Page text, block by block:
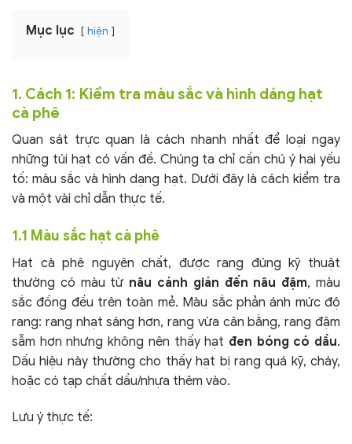
Mục lục hiện
1. Cách 1: Kiểm tra màu sắc và hình dáng hạt
cà phê
Quan sát trực quan là cách nhanh nhất để loại ngay
những túi hạt có vấn đề. Chúng ta chỉ cần chú ý hai yếu
tố: màu sắc và hình dạng hạt. Dưới đây là cách kiểm tra
và một vài chỉ dẫn thực tế.
1.1 Màu sắc hạt cà phê
Hạt cà phê nguyên chất, được rang đúng kỹ thuật
thường có màu từ nâu cánh gián đến nâu đậm, màu
sắc đồng đều trên toàn mẻ. Màu sắc phản ánh mức độ
rang: rang nhạt sáng hơn, rang vừa cân bằng, rang đậm
sẫm hơn nhưng không nên thấy hạt đen bóng có dầu.
Dấu hiệu này thường cho thấy hạt bị rang quá kỹ, cháy,
hoặc có tạp chất dầu/nhựa thêm vào.
Lưu ý thực tế: